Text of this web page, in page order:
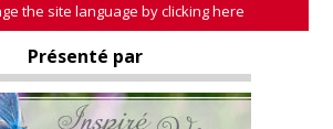
the site language by clicking here
Présenté par